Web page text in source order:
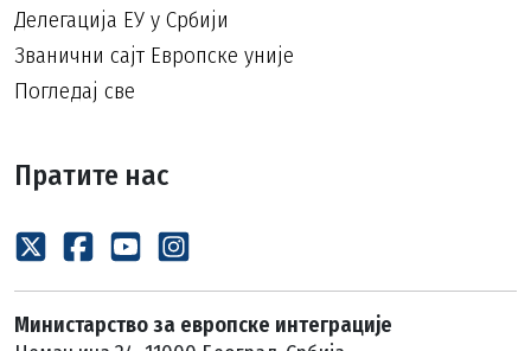
Делегација ЕУ у Србији
Званични сајт Европске уније
Погледај све
Пратите нас
Министарство за европске интеграције